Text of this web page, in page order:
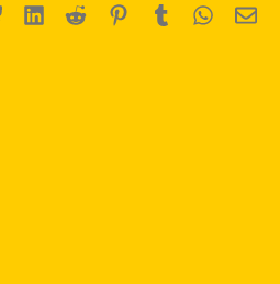
BlueskyLinkedIn
Reddit Pinterest
Tumblr